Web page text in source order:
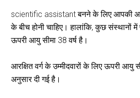
scientific assistantबनने के लिए आपकी
के बीच होनी चाहिए। हालांकि, कुछ संस्थानों
ऊपरी आयु सीमा 38 वर्ष है।
आरक्षित वर्ग के उम्मीदवारों के लिए ऊपरी आयु
अनुसार दी गई है।